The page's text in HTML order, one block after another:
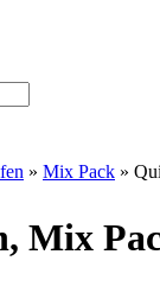
» Mix Pack »
Mix